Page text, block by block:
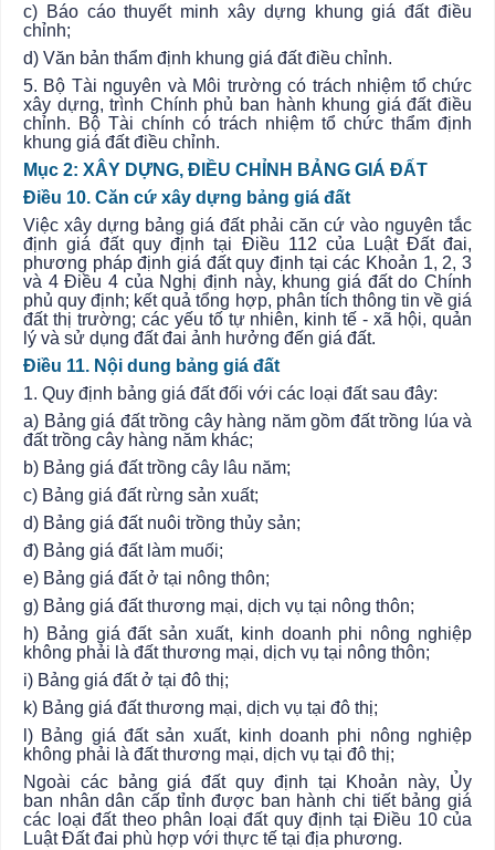
c) Báo cáo thuyết minh xây dựng khung giá đất điều
chỉnh;
d) Văn bản thẩm định khung giá đất điều chỉnh.
5. Bộ Tài nguyên và Môi trường có trách nhiệm tổ chức
xây dựng, trình Chính phủ ban hành khung giá đất điều
chỉnh. Bộ Tài chính có trách nhiệm tổ chức thẩm định
khung giá đất điều chỉnh.
Mục 2: XÂY DỰNG, ĐIỀU CHỈNH BẢNG GIÁ ĐẤT
Điều 10. Căn cứ xây dựng bảng giá đất
Việc xây dựng bảng giá đất phải căn cứ vào nguyên tắc
định giá đấtquy định tại Điều 112 của Luật Đất đai,
phương pháp định giá đất quy định tại các Khoản 1, 2, 3
và 4 Điều 4 của Nghị định này, khung giá đất do Chính
phủ quy định; kết quả tổng hợp, phân tích thông tin về giá
đất thị trường; các yếu tố tự nhiên, kinh tế - xã hội, quản
lý và sử dụng đất đai ảnh hưởng đến giá đất.
Điều 11. Nội dung bảng giá đất
1. Quy định bảng giá đất đối với các loại đất sau đây:
a) Bảng giá đất trồng cây hàng năm gồm đất trồng lúa và
đất trồng cây hàng năm khác;
b) Bảng giá đất trồng cây lâu năm;
c) Bảng giá đất rừng sản xuất;
d) Bảng giá đất nuôi trồng thủy sản;
đ) Bảng giá đất làm muối;
e) Bảng giá đất ở tại nông thôn;
g) Bảng giá đất thương mại, dịch vụ tại nông thôn;
h) Bảng giá đất sản xuất, kinh doanh phi nông nghiệp
không phải là đất thương mại, dịch vụ tại nông thôn;
i) Bảng giá đất ở tại đô thị;
k) Bảng giá đất thương mại, dịch vụ tại đô thị;
l) Bảng giá đất sản xuất, kinh doanh phi nông nghiệp
không phải là đất thương mại, dịch vụ tại đô thị;
Ngoài các bảng giá đất quy định tại Khoản này, Ủy
ban nhân dân cấp tỉnh được ban hành chi tiết bảng giá
các loại đất theo phân loại đất quy định tại Điều 10 của
Luật Đất đai phù hợp với thực tế tại địa phương.